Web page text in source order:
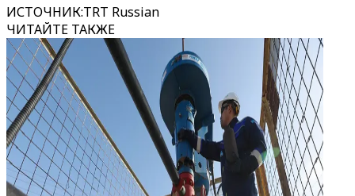
ИСТОЧНИК:TRT Russian
ЧИТАЙТЕ ТАКЖЕ